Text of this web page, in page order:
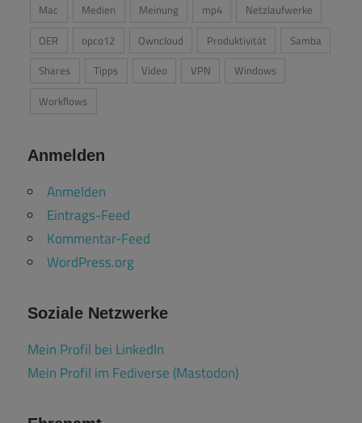
Mac
Medien Meinung mp4
Netzlaufwerke
OER
opco12 Owncloud Produktivität
Samba
Shares
Tipps Video VPN
Windows
Workflows
Anmelden
Anmelden
Eintrags-Feed
Kommentar-Feed
WordPress.org
Soziale Netzwerke
Mein Profil bei LinkedIn
Mein Profil im Fediverse (Mastodon)